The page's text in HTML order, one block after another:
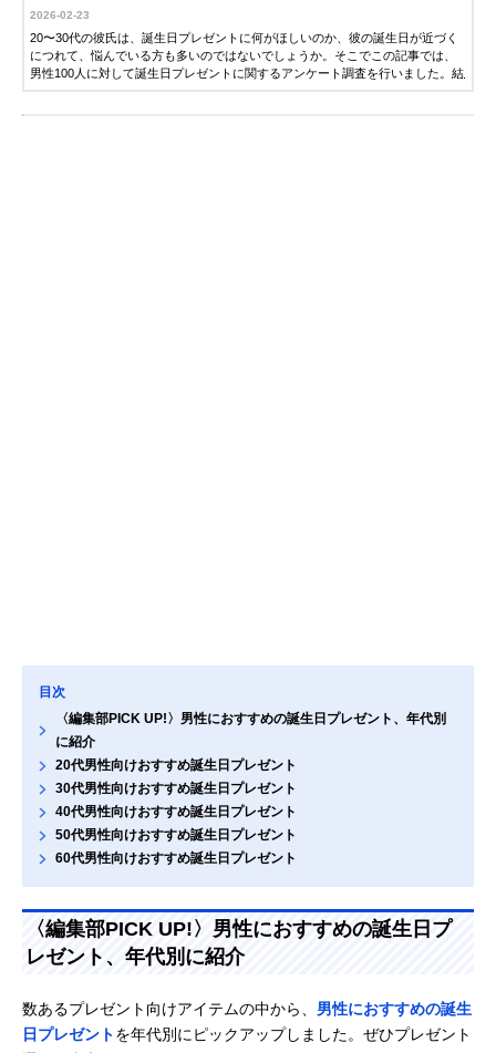
2026-02-23
20〜30代の彼氏は、誕生日プレゼントに何がほしいのか、彼の誕生日が近づく
につれて、悩んでいる方も多いのではないでしょうか。そこでこの記事では、
男性100人に対して誕生日プレゼントに関するアンケート調査を行いました。結
目次
〈編集部PICK UP!〉男性におすすめの誕生日プレゼント、年代別
に紹介
20代男性向けおすすめ誕生日プレゼント
30代男性向けおすすめ誕生日プレゼント
40代男性向けおすすめ誕生日プレゼント
50代男性向けおすすめ誕生日プレゼント
60代男性向けおすすめ誕生日プレゼント
〈編集部PICK UP!〉男性におすすめの誕生日プ
レゼント、年代別に紹介
数あるプレゼント向けアイテムの中から、 男性におすすめの誕生
日プレゼントを年代別にピックアップしました。ぜひプレゼント